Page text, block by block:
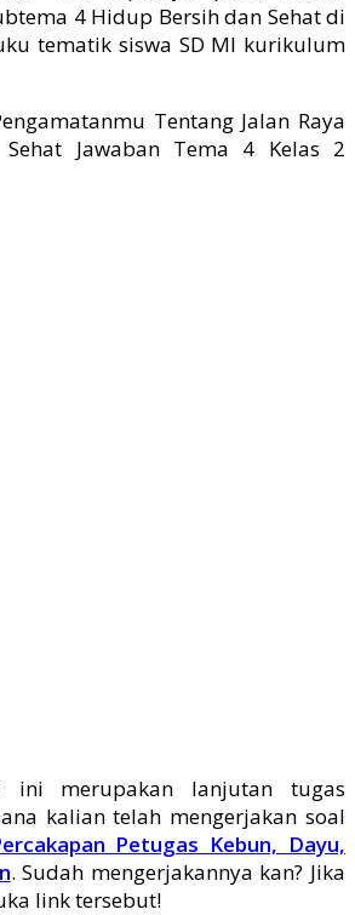
4 Hidup Bersih dan Sehat di
tematik siswa SD MI kurikulum
ini merupakan lanjutan tugas
kalian telah mengerjakan soal
Petugas Kebun, Dayu,
. Sudah mengerjakannya kan? Jika
link tersebut!